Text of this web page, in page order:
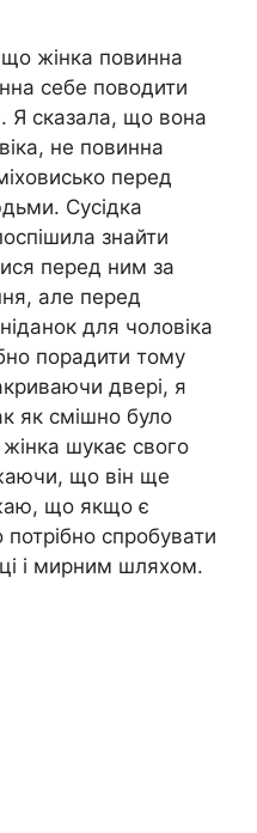
жінка повинна
себе поводити
Я сказала, що вона
не повинна
перед
Сусідка
знайти
перед ним за
але перед
для чоловіка
порадити тому
двері, я
як смішно було
шукає свого
що він ще
що якщо є
потрібно спробувати
і мирним шляхом.